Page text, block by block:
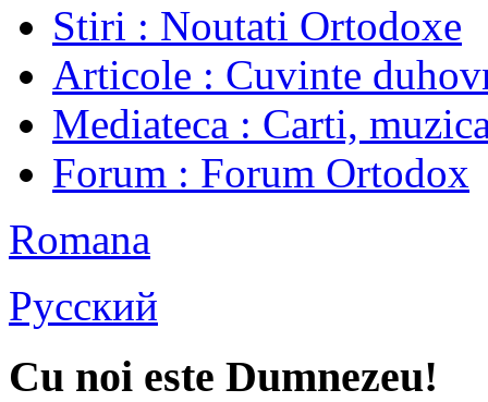
Stiri : Noutati Ortodoxe
Articole : Cuvinte
Mediateca : Carti,
Forum : Forum Ortodox
Romana
Русский
Cu noi este Dumnezeu!